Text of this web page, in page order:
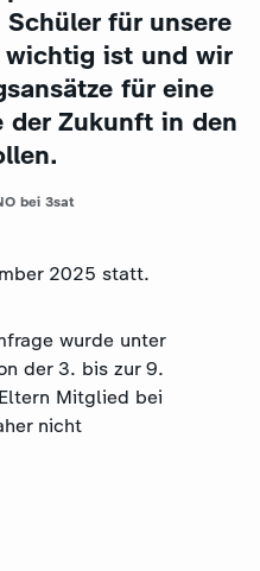
für unsere
ist und wir
für eine
der Zukunft in den
bei 3sat
2025 statt.
wurde unter
der 3. bis zur 9.
Mitglied bei
nicht